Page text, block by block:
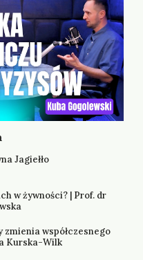
Jagiełło
w żywności? | Prof. dr
zmienia współczesnego
Kurska-Wilk